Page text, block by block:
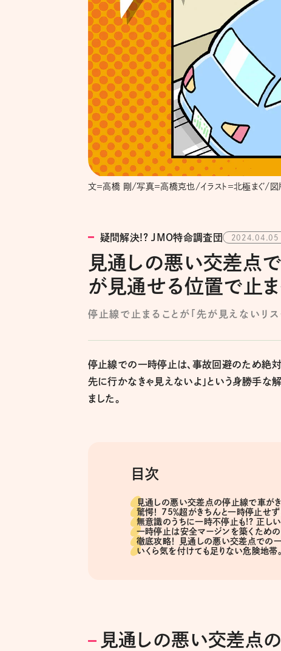
文＝高橋 剛/写真＝高橋克也/イラスト＝北極まぐ/
疑問解決!? JMO特命調査団 2024.04.05
見通しの悪い交差点
が見通せる位置で止ま
停止線で止まることが「先が見えないリス
停止線での一時停止は、事故回避のため絶対
先に行かなきゃ見えないよ」という身勝手な
ました。
目次
見通しの悪い交差点の停止線で車が
驚愕！ 75％超がきちんと一時停止せ
無意識のうちに一時不停止も!? 正し
一時停止は安全マージンを築くため
徹底攻略！ 見通しの悪い交差点での一
いくら気を付けても足りない危険地帯
見通しの悪い交差点